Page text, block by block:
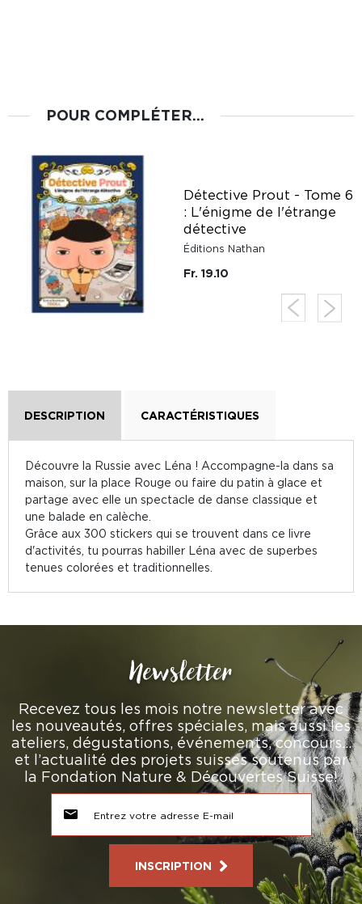
POUR COMPLÉTER...
Détective Prout - Tome 6
: L'énigme de l'étrange
détective
Éditions Nathan
Fr. 19.10
DESCRIPTION CARACTÉRISTIQUES
Découvre la Russie avec Léna ! Accompagne-la dans sa
maison, sur la place Rouge ou faire du patin à glace et
partage avec elle un spectacle de danse classique et
une balade en calèche.
Grâce aux 300 stickers qui se trouvent dans ce livre
d'activités, tu pourras habiller Léna avec de superbes
tenues colorées et traditionnelles.
Newsletter
Recevez tous les mois notre newsletter avec
les nouveautés, offres spéciales, mais aussi les
ateliers, dégustations, événements, concours…
et l’actualité des projets suisses soutenus par
la Fondation Nature & Découvertes Suisse!
INSCRIPTION